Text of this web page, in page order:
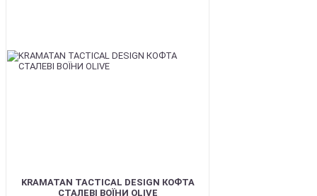
KRAMATAN TACTICAL DESIGN КОФТА
СТАЛЕВІ ВОЇНИ OLIVE